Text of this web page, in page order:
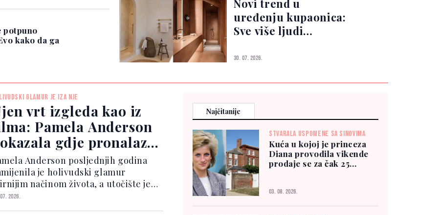
potpuno
kako da ga
Novi trend u
uređenju kupaonica:
Sve više ljudi
klasičnih pločica
30. 07. 2026.
GLAMUR JE IZA NJE
vrt izgleda kao iz
Pamela Anderson
gdje pronalazi
Anderson posljednjih godina
je holivudski glamur
načinom života, a utočište je
na svom imanju na kanadskom
2026.
Najčitanije
STVARALA USPOMENE SA SINOVIMA
Kuća u kojoj je princeza
Diana provodila vikende
prodaje se za čak 25
03. 08. 2026.